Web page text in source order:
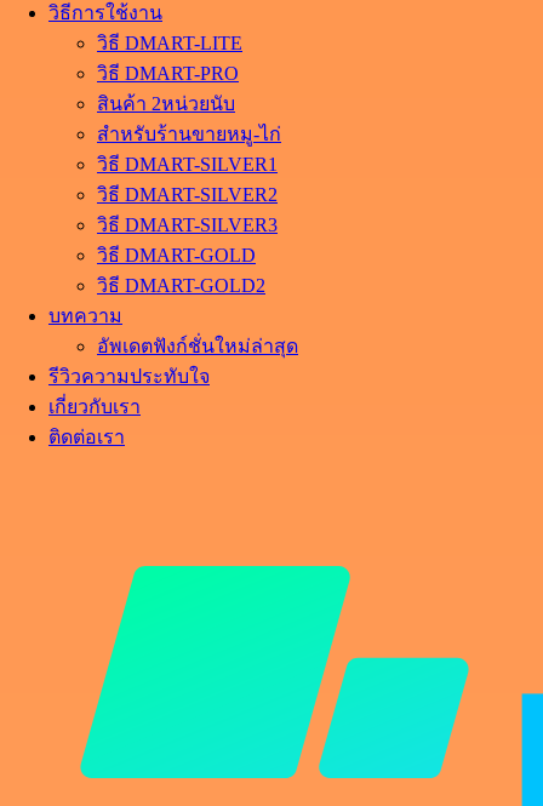
วิธีการใช้งาน
วิธี DMART-LITE
วิธี DMART-PRO
สินค้า 2หน่วยนับ
สำหรับร้านขายหมู-ไก่
วิธี DMART-SILVER1
วิธี DMART-SILVER2
วิธี DMART-SILVER3
วิธี DMART-GOLD
วิธี DMART-GOLD2
บทความ
อัพเดตฟังก์ชั่นใหม่ล่าสุด
รีวิวความประทับใจ
เกี่ยวกับเรา
ติดต่อเรา